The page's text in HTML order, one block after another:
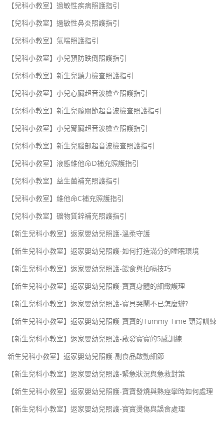
【兒科小教室】過敏性疾病照護指引
【兒科小教室】過敏性鼻炎照護指引
【兒科小教室】氣喘照護指引
【兒科小教室】小兒預防跌倒照護指引
【兒科小教室】新生兒聽力檢查照護指引
【兒科小教室】小兒心臟超音波檢查照護指引
【兒科小教室】新生兒髖關節超音波檢查照護指引
【兒科小教室】小兒腎臟超音波檢查照護指引
【兒科小教室】新生兒腦部超音波檢查照護指引
【兒科小教室】液態維他命D補充照護指引
【兒科小教室】益生菌補充照護指引
【兒科小教室】維他命C補充照護指引
【兒科小教室】礦物質鋅補充照護指引
【新生兒科小教室】返家嬰幼兒照護-溫柔守護
【新生兒科小教室】返家嬰幼兒照護-如何打造滿分的睡眠環境
【新生兒科小教室】返家嬰幼兒照護-餵食與拍嗝技巧
【新生兒科小教室】返家嬰幼兒照護-寶寶身體的細緻護理
【新生兒科小教室】返家嬰幼兒照護-寶貝哭鬧不已怎麼辦?
【新生兒科小教室】返家嬰幼兒照護-寶寶的Tummy Time 頸背訓練
【新生兒科小教室】返家嬰幼兒照護-啟發寶寶的5感訓練
新生兒科小教室】返家嬰幼兒照護-副食品啟動細節
【新生兒科小教室】返家嬰幼兒照護-緊急狀況與急救對策
【新生兒科小教室】返家嬰幼兒照護-寶寶發燒與熱痙攣時如何處理
【新生兒科小教室】返家嬰幼兒照護-寶寶燙傷與誤食處理